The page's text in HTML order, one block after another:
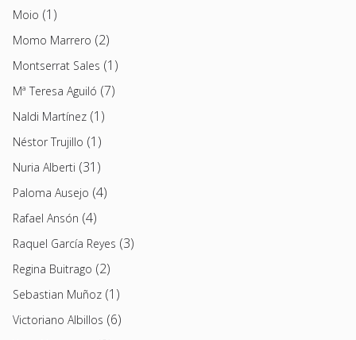
Moio (1)
Momo Marrero (2)
Montserrat Sales (1)
Mª Teresa Aguiló (7)
Naldi Martínez (1)
Néstor Trujillo (1)
Nuria Alberti (31)
Paloma Ausejo (4)
Rafael Ansón (4)
Raquel García Reyes (3)
Regina Buitrago (2)
Sebastian Muñoz (1)
Victoriano Albillos (6)